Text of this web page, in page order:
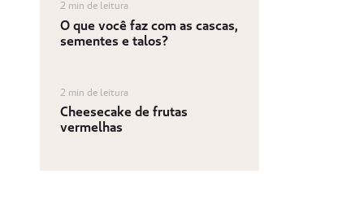
2 min de leitura
O que você faz com as cascas,
sementes e talos?
2 min de leitura
Cheesecake de frutas
vermelhas